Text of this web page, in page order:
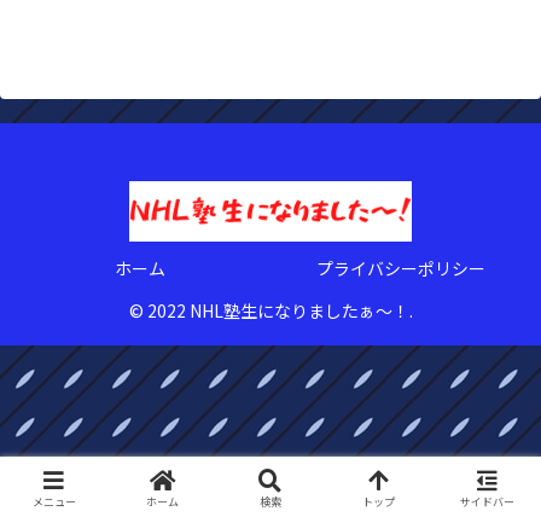
ホーム
プライバシーポリシー
© 2022 NHL塾生になりましたぁ〜！.
メニュー ホーム 検索 トップ サイドバー